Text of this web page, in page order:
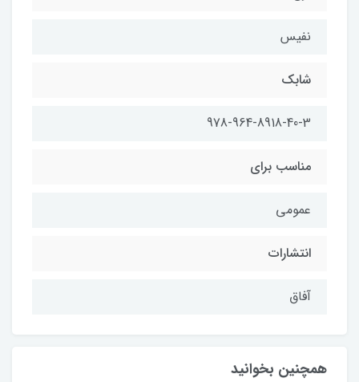
نفيس
شابك
978-964-8918-40-3
مناسب براي
عمومي
انتشارات
آفاق
همچنین بخوانید